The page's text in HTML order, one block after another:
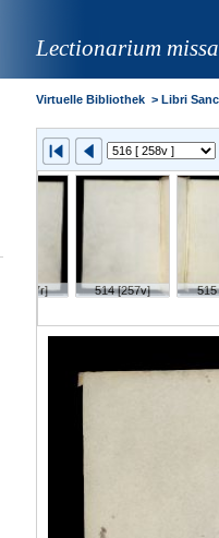
Lectionarium
513 [257r] 514 [257v]
Virtuelle Bibliothek > Libri